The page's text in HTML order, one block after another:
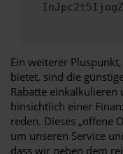
Ein weiterer
bietet, sind die
Rabatte einkalkulieren
hinsichtlich einer
reden. Dieses „offene
um unseren Service
dass wir neben dem